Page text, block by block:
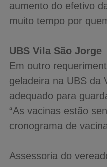
aumento do efetivo
muito tempo por
UBS Vila São Jorge
Em outro
geladeira na UBS da
adequado para
“As vacinas estão
cronograma de
Assessoria do